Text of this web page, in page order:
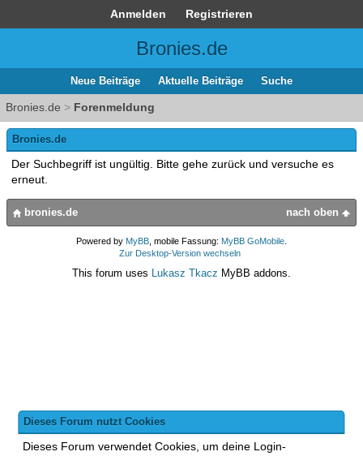
Anmelden Registrieren
Bronies.de
Neue Beiträge Aktuelle Beiträge Suche
Bronies.de > Forenmeldung
Dieses Forum nutzt Cookies
Dieses Forum verwendet Cookies, um deine Login-
Bronies.de
Der Suchbegriff ist ungültig. Bitte gehe zurück und versuche es
erneut.
nach oben
bronies.de
Powered by MyBB , mobile Fassung: MyBB GoMobile
Zur Desktop-Version wechseln
This forum uses Lukasz Tkacz MyBB addons.